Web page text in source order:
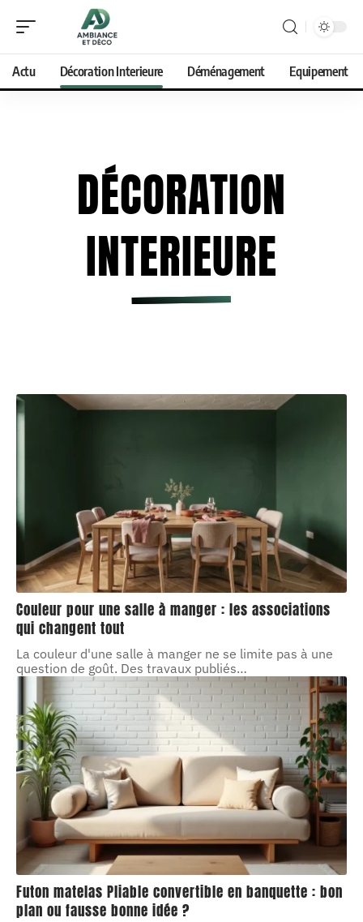
Actu Décoration Interieure Déménagement Equipement
DÉCORATION
INTERIEURE
Couleur pour une salle à manger : les associations
qui changent tout
La couleur d'une salle à manger ne se limite pas à une
question de goût. Des travaux publiés…
Futon matelas Pliable convertible en banquette : bon
plan ou fausse bonne idée ?